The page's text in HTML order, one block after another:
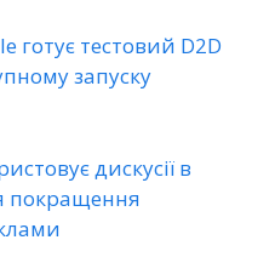
готує тестовий D2D
запуску
дискусії в
покращення